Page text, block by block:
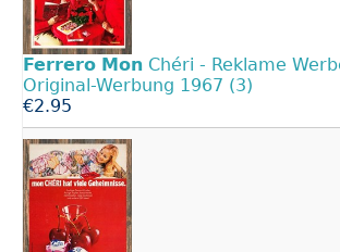
Ferrero Mon Chéri - Reklame
Original-Werbung 1967 (3)
€2.95